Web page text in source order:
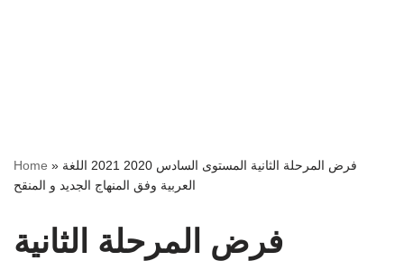
Home » فرض المرحلة الثانية المستوى السادس 2020 2021 اللغة
العربية وفق المنهاج الجديد و المنقح
فرض المرحلة الثانية